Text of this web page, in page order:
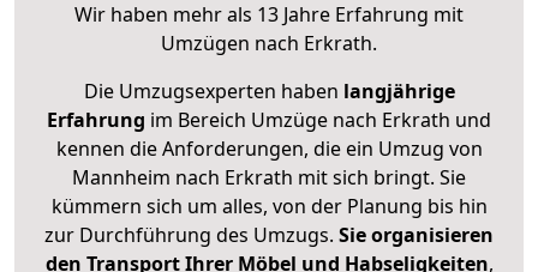
Wir haben mehr als 13 Jahre Erfahrung mit
Umzügen nach Erkrath.
Die Umzugsexperten haben langjährige
Erfahrung im Bereich Umzüge nach Erkrath und
kennen die Anforderungen, die ein Umzug von
Mannheim nach Erkrath mit sich bringt. Sie
kümmern sich um alles, von der Planung bis hin
zur Durchführung des Umzugs. Sie organisieren
den Transport Ihrer Möbel und Habseligkeiten,